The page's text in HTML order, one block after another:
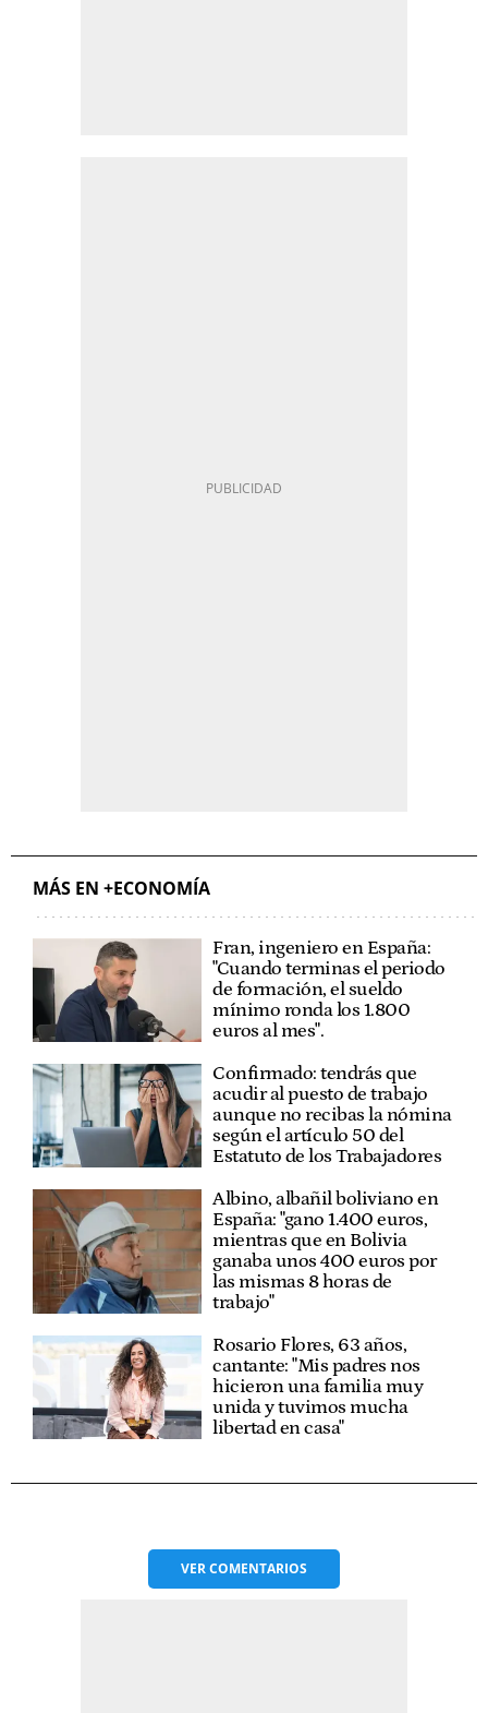
MÁS EN +ECONOMÍA
Fran, ingeniero en España:
"Cuando terminas el periodo
de formación, el sueldo
mínimo ronda los 1.800
euros al mes".
Confirmado: tendrás que
acudir al puesto de trabajo
aunque no recibas la nómina
según el artículo 50 del
Estatuto de los Trabajadores
Albino, albañil boliviano en
España: "gano 1.400 euros,
mientras que en Bolivia
ganaba unos 400 euros por
las mismas 8 horas de
trabajo"
Rosario Flores, 63 años,
cantante: "Mis padres nos
hicieron una familia muy
unida y tuvimos mucha
libertad en casa"
VERCOMENTARIOS